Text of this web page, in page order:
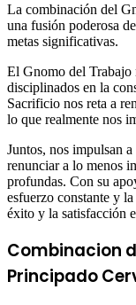
La combinación del
una fusión poderosa
metas significativas.
El Gnomo del Trabajo
disciplinados en la
Sacrificio nos reta a
lo que realmente nos
Juntos, nos impulsan
renunciar a lo menos
profundas. Con su
esfuerzo constante y
éxito y la satisfacción
Combinacion
Principado